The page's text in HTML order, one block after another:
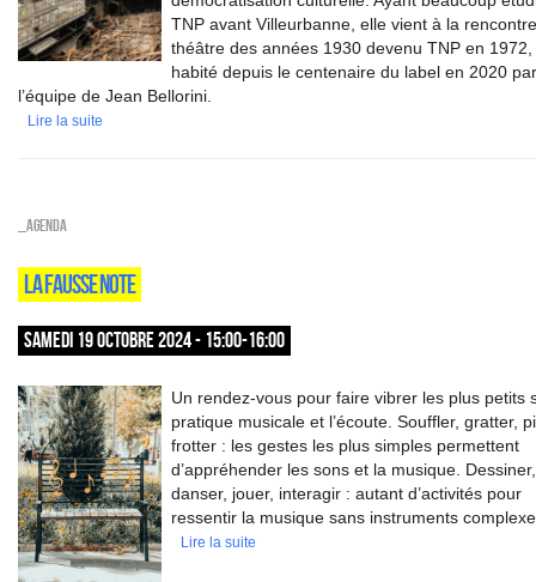
TNP avant Villeurbanne, elle vient à la rencontre
théâtre des années 1930 devenu TNP en 1972,
habité depuis le centenaire du label en 2020 par
l’équipe de Jean Bellorini.
Lire la suite
_Agenda
LA FAUSSE NOTE
SAMEDI 19 OCTOBRE 2024 - 15:00-16:00
Un rendez-vous pour faire vibrer les plus petits
pratique musicale et l’écoute. Souffler, gratter,
frotter : les gestes les plus simples permettent
d’appréhender les sons et la musique. Dessiner,
danser, jouer, interagir : autant d’activités pour
ressentir la musique sans instruments
Lire la suite